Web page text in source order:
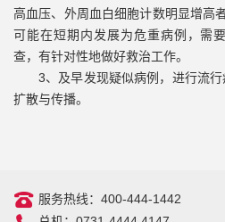
高血压、外周血白细胞计数明显增高
可能在短期内发展为危重病例，需
查，有针对性地做好救治工作。
3、及早发现疑似病例，进行流
扩散与传播。
服务热线：400-444-1442